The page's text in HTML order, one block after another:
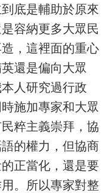
底是輔助於原來
容納更多大眾民
，這裡面的重心
還是偏向大眾
人研究過行政
施加專家和大眾
粹主義崇拜，協
的權力，但協商
正當化，還是要
。所以專家對整